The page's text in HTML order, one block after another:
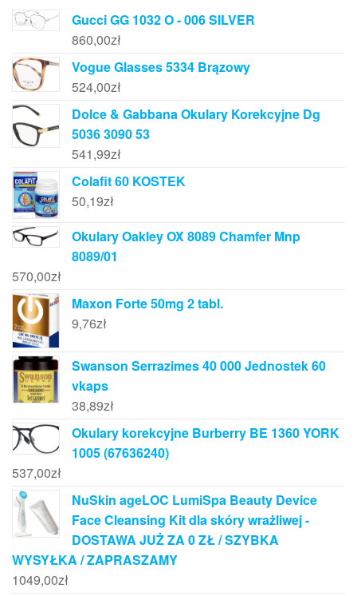
Gucci GG 1032 O - 006 SILVER
860,00zł
Vogue Glasses 5334 Brązowy
524,00zł
Dolce & Gabbana Okulary Korekcyjne Dg
5036 3090 53
541,99zł
Colafit 60 KOSTEK
50,19zł
Okulary Oakley OX 8089 Chamfer Mnp
8089/01
570,00zł
Maxon Forte 50mg 2 tabl.
9,76zł
Swanson Serrazimes 40 000 Jednostek 60
vkaps
38,89zł
Okulary korekcyjne Burberry BE 1360 YORK
1005 (67636240)
537,00zł
NuSkin ageLOC LumiSpa Beauty Device
Face Cleansing Kit dla skóry wrażliwej -
DOSTAWA JUŻ ZA 0 ZŁ / SZYBKA
WYSYŁKA / ZAPRASZAMY
1049,00zł